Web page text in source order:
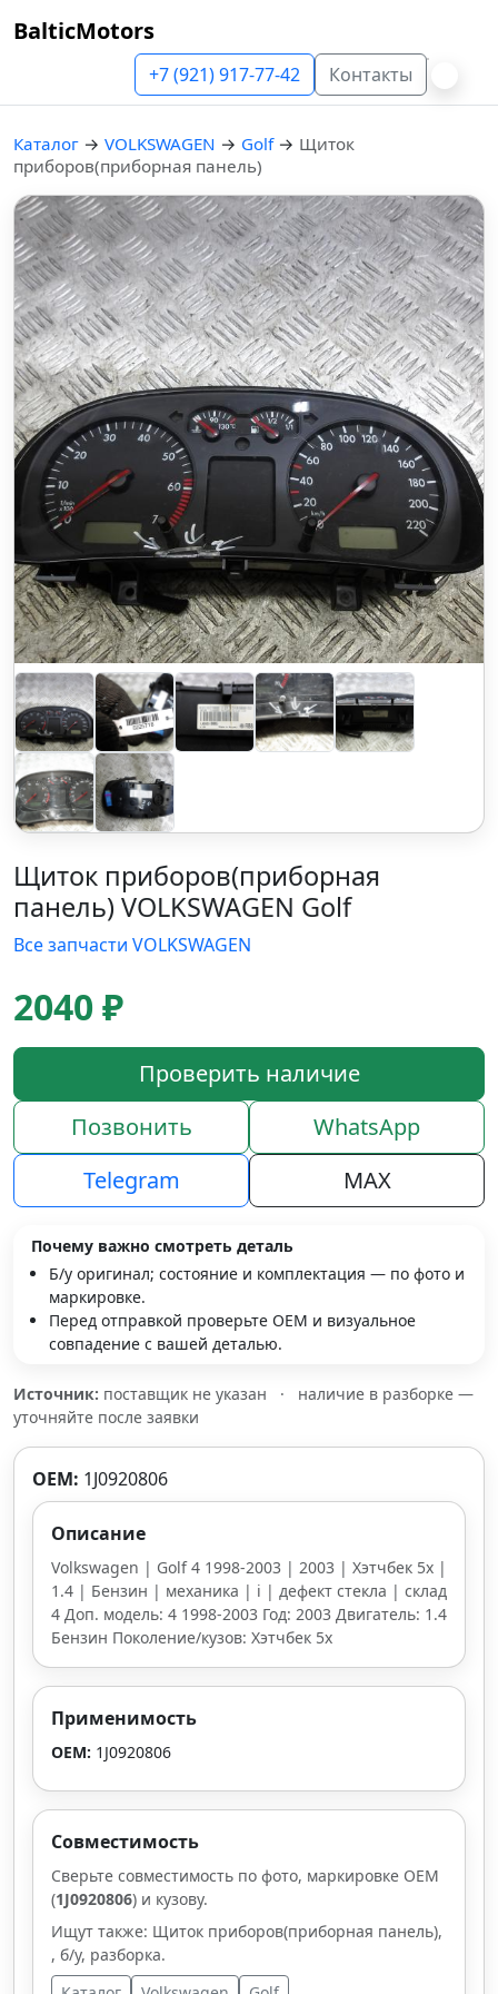
BalticMotors
+7 (921) 917-77-42 Контакты
Каталог → VOLKSWAGEN → Golf → Щиток
приборов(приборная панель)
Щиток приборов(приборная
панель) VOLKSWAGEN Golf
Все запчасти VOLKSWAGEN
2040 ₽
Проверить наличие
Позвонить
WhatsApp
Telegram
MAX
Почему важно смотреть деталь
Б/у оригинал; состояние и комплектация — по фото и
маркировке.
Перед отправкой проверьте OEM и визуальное
совпадение с вашей деталью.
Источник: поставщик не указан ·
наличие в разборке —
уточняйте после заявки
OEM: 1J0920806
Описание
Volkswagen | Golf 4 1998-2003 | 2003 | Хэтчбек 5х |
1.4 | Бензин | механика | i | дефект стекла | склад
4 Доп. модель: 4 1998-2003 Год: 2003 Двигатель: 1.4
Бензин Поколение/кузов: Хэтчбек 5х
Применимость
OEM: 1J0920806
Совместимость
Сверьте совместимость по фото, маркировке OEM
(1J0920806) и кузову.
Ищут также: Щиток приборов(приборная панель),
, б/у, разборка.